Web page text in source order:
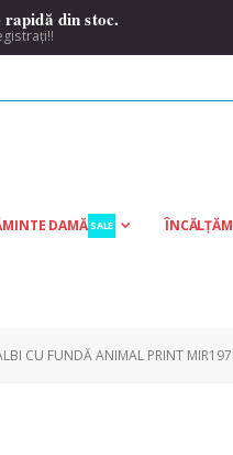
din stoc.
DAMĂ SALE
CU FUNDĂ ANIMAL PRINT